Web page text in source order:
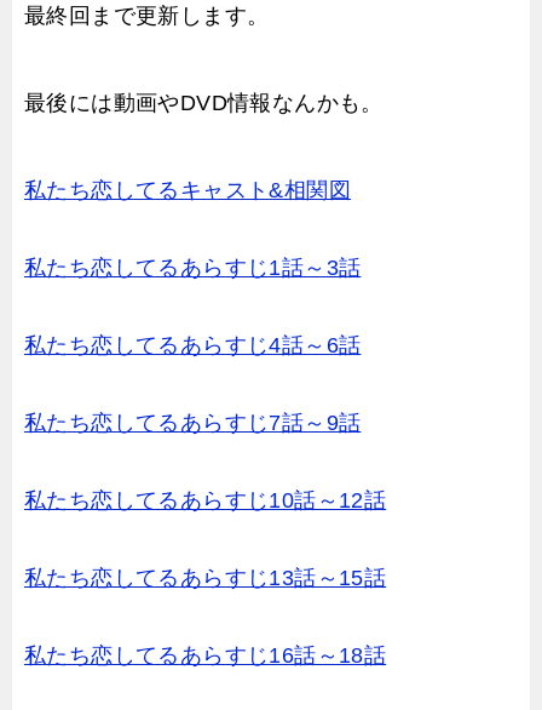
最終回まで更新します。
最後には動画やDVD情報なんかも。
私たち恋してるキャスト&相関図
私たち恋してるあらすじ1話～3話
私たち恋してるあらすじ4話～6話
私たち恋してるあらすじ7話～9話
私たち恋してるあらすじ10話～12話
私たち恋してるあらすじ13話～15話
私たち恋してるあらすじ16話～18話